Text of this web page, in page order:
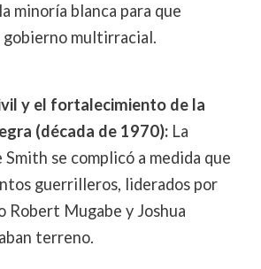
minoría blanca para que
gobierno multirracial.
y el fortalecimiento de la
(década de 1970):La
se complicó a medida que
guerrilleros, liderados por
Robert Mugabe y Joshua
terreno.